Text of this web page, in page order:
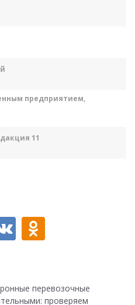
предприятием,
11
перевозочные
проверяем